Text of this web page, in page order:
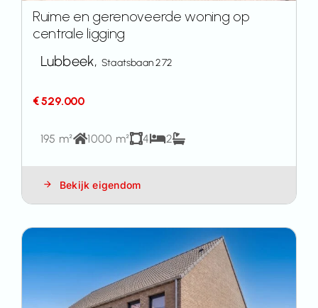
Ruime en gerenoveerde woning op
centrale ligging
Lubbeek, Staatsbaan 272
€ 529.000
195 m² 1000 m² 4 2
Bekijk eigendom